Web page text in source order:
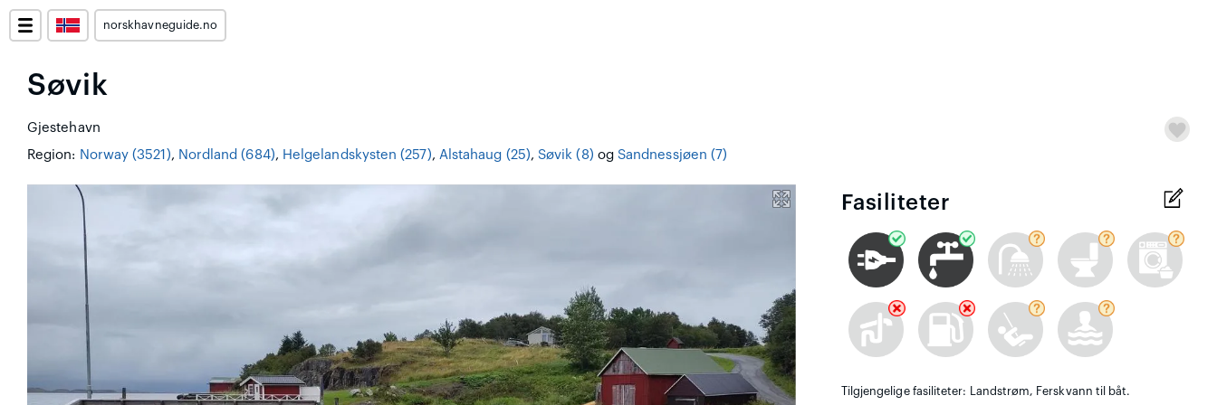
norskhavneguide.no
Søvik
Gjestehavn
Region: Norway (3521), Nordland (684), Helgelandskysten (257), Alstahaug (25), Søvik (8) og Sandnessjøen (7)
Fasiliteter
Tilgjengelige fasiliteter: Landstrøm, Ferskvann til båt.